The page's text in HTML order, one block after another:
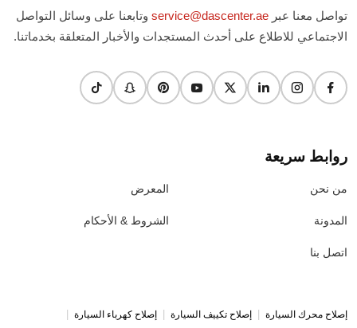
تواصل معنا عبر service@dascenter.ae وتابعنا على وسائل التواصل
الاجتماعي للاطلاع على أحدث المستجدات والأخبار المتعلقة بخدماتنا.
روابط سريعة
من نحن
المدونة
اتصل بنا
المعرض
الشروط & الأحكام
إصلاح محرك السيارة إصلاح تكييف السيارة إصلاح كهرباء السيارة